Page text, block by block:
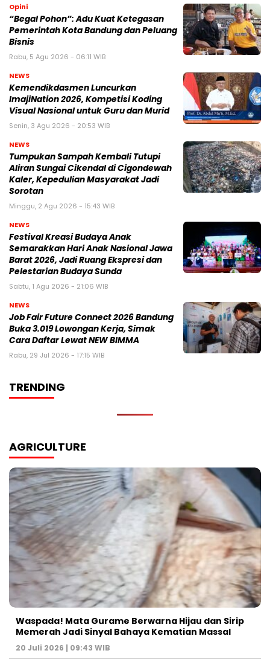
Opini
“Begal Pohon”: Adu Kuat Ketegasan
Pemerintah Kota Bandung dan Peluang
Bisnis
Rabu, 5 Agu 2026 - 06:11 WIB
NEWS
Kemendikdasmen Luncurkan
ImajiNation 2026, Kompetisi Koding
Visual Nasional untuk Guru dan Murid
Senin, 3 Agu 2026 - 20:53 WIB
NEWS
Tumpukan Sampah Kembali Tutupi
Aliran Sungai Cikendal di Cigondewah
Kaler, Kepedulian Masyarakat Jadi
Sorotan
Minggu, 2 Agu 2026 - 15:43 WIB
NEWS
Festival Kreasi Budaya Anak
Semarakkan Hari Anak Nasional Jawa
Barat 2026, Jadi Ruang Ekspresi dan
Pelestarian Budaya Sunda
Sabtu, 1 Agu 2026 - 21:06 WIB
NEWS
Job Fair Future Connect 2026 Bandung
Buka 3.019 Lowongan Kerja, Simak
Cara Daftar Lewat NEW BIMMA
Rabu, 29 Jul 2026 - 17:15 WIB
TRENDING
AGRICULTURE
Waspada! Mata Gurame Berwarna Hijau dan Sirip
Memerah Jadi Sinyal Bahaya Kematian Massal
20 Juli 2026 | 09:43 WIB